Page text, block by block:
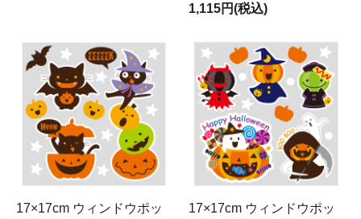
1,115円(税込)
17×17cm ウィンドウポッ
17×17cm ウィンドウポッ